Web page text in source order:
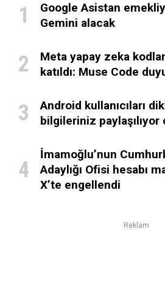
Google Asistan
Gemini alacak
Meta yapay zeka
katıldı: Muse Code
Android kullanıcıları
bilgileriniz paylaşılıyor
İmamoğlu’nun
Adaylığı Ofisi hesabı
X’te engellendi
Reklam